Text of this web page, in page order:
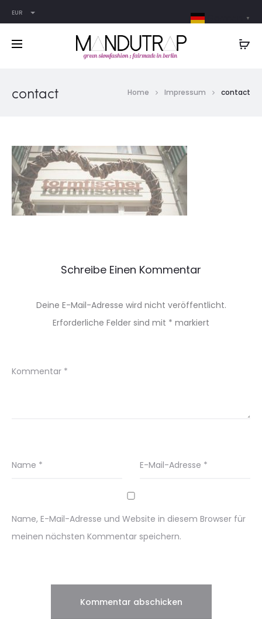
EUR
contact Home Impressum contact
Schreibe Einen Kommentar
Deine E-Mail-Adresse wird nicht veröffentlicht.
Erforderliche Felder sind mit * markiert
Kommentar *
Name * E-Mail-Adresse *
Name, E-Mail-Adresse und Website in diesem Browser für
meinen nächsten Kommentar speichern.
▼